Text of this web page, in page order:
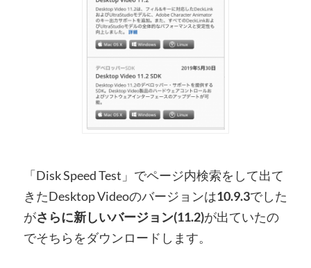
「Disk Speed Test」でページ内検索をして出て
きたDesktop Videoのバージョンは10.9.3でした
がさらに新しいバージョン(11.2)が出ていたの
でそちらをダウンロードします。